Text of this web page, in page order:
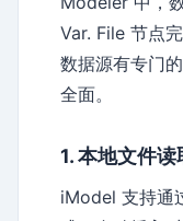
Var. File 节点
数据源有专门
全面。
1. 本地文件读
iModel 支持通